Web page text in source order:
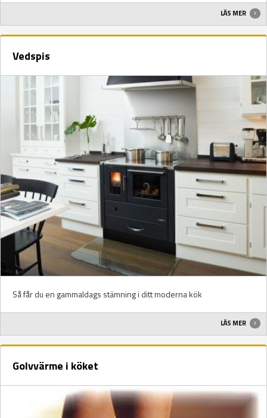
LÄS MER
Vedspis
Så får du en gammaldags stämning i ditt moderna kök
LÄS MER
Golvvärme i köket